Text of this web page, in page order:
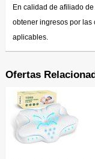
En calidad de afiliado
obtener ingresos por las
aplicables.
Ofertas